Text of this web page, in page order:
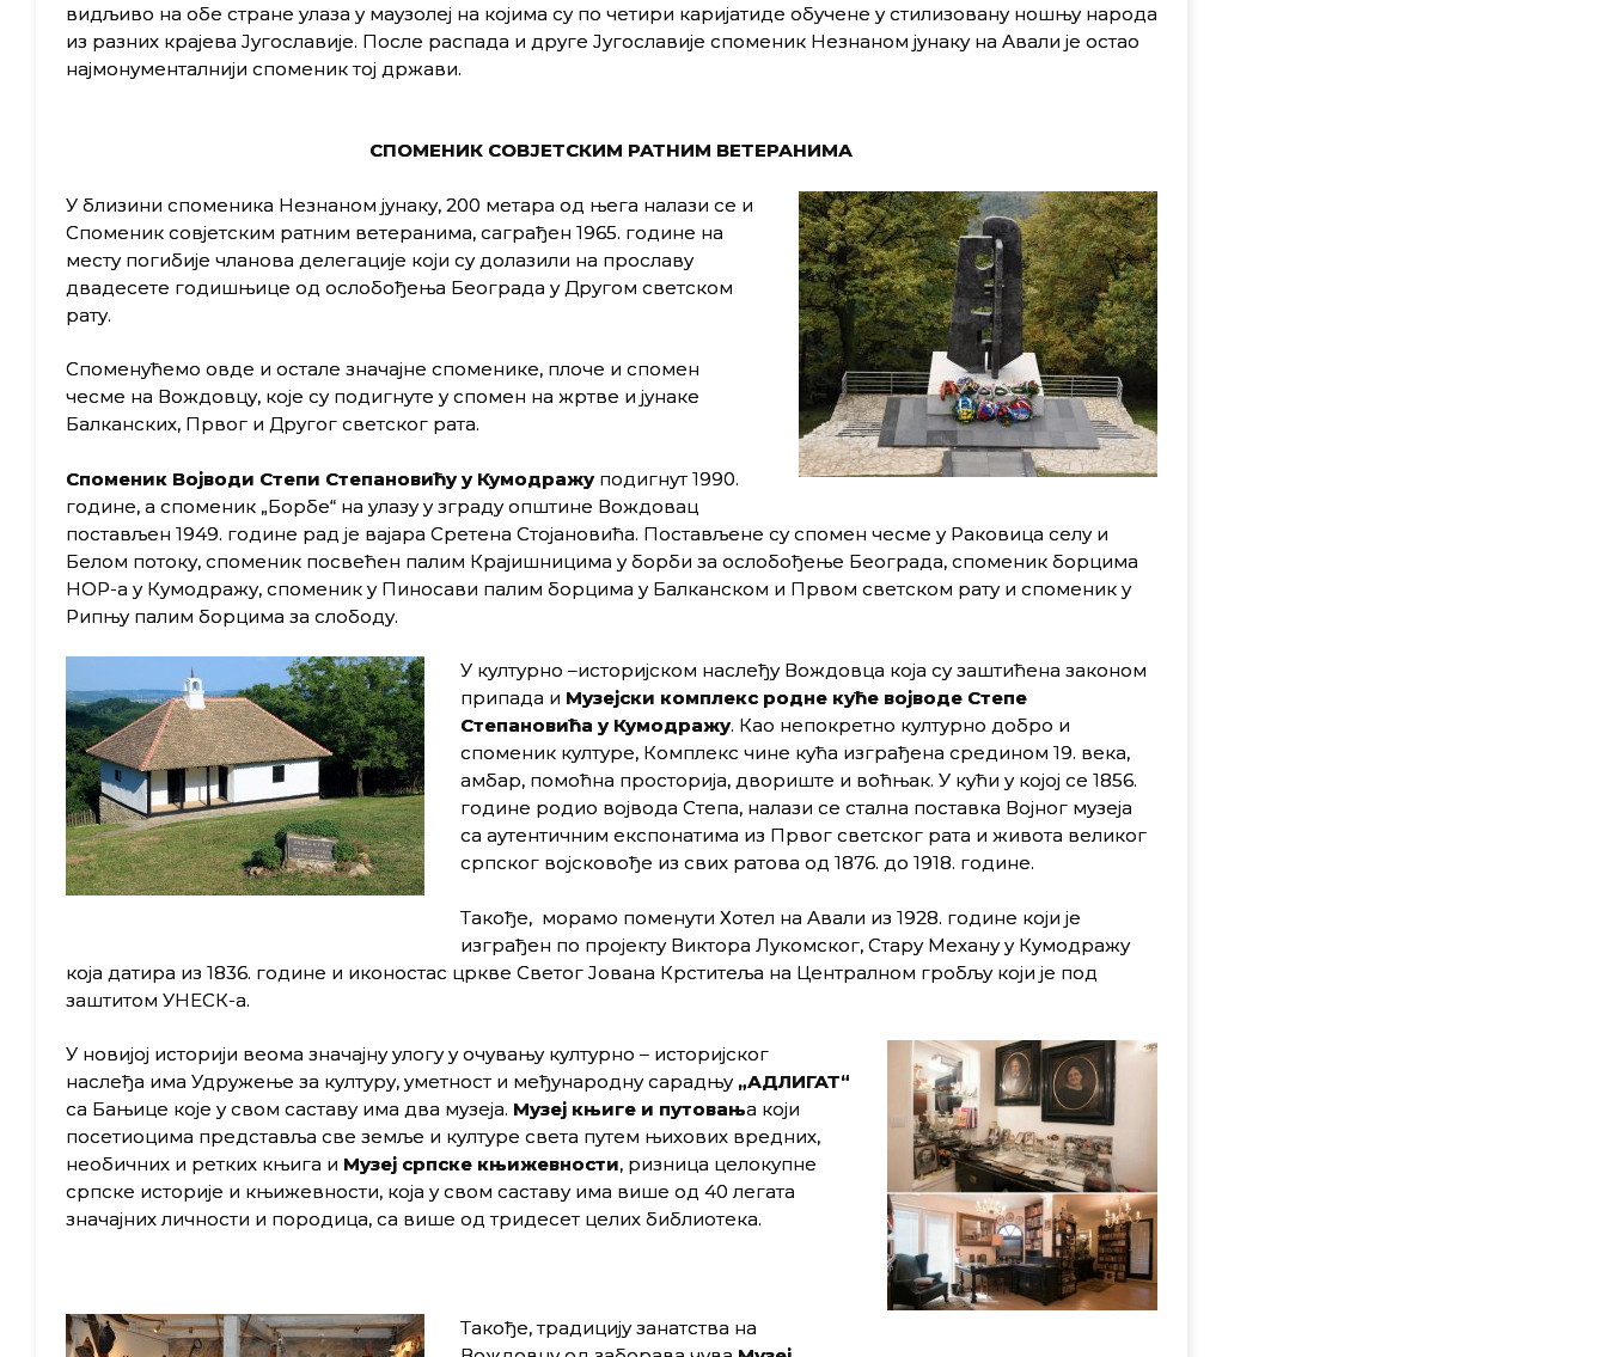
видљиво на обе стране улаза у маузолеј на којима су по четири каријатиде обучене у стилизовану ношњу народа
из разних крајева Југославије. После распада и друге Југославије споменик Незнаном јунаку на Авали је остао
најмонументалнији споменик тој држави.
СПОМЕНИК СОВЈЕТСКИМ РАТНИМ ВЕТЕРАНИМА
У близини споменика Незнаном јунаку, 200 метара од њега налази се и
Споменик совјетским ратним ветеранима, саграђен 1965. године на
месту погибије чланова делегације који су долазили на прославу
двадесете годишњице од ослобођења Београда у Другом светском
рату.
Споменућемо овде и остале значајне споменике, плоче и спомен
чесме на Вождовцу, које су подигнуте у спомен на жртве и јунаке
Балканских, Првог и Другог светског рата.
Споменик Војводи Степи Степановићу у Кумодражуподигнут 1990.
године, а споменик „Борбе“ на улазу у зграду општине Вождовац
постављен 1949. године рад је вајара Сретена Стојановића. Постављене су спомен чесме у Раковица селу и
Белом потоку, споменик посвећен палим Крајишницима у борби за ослобођење Београда, споменик борцима
НОР-а у Кумодражу, споменик у Пиносави палим борцима у Балканском и Првом светском рату и споменик у
Рипњу палим борцима за слободу.
У културно –историјском наслеђу Вождовца која су заштићена законом
припада и Музејски комплекс родне куће војводе Степе
Степановића у Кумодражу. Као непокретно културно добро и
споменик културе, Комплекс чине кућа изграђена средином 19. века,
амбар, помоћна просторија, двориште и воћњак. У кући у којој се 1856.
године родио војвода Степа, налази се стална поставка Војног музеја
са аутентичним експонатима из Првог светског рата и живота великог
српског војсковође из свих ратова од 1876. до 1918. године.
Такође, морамо поменути Хотел на Авали из 1928. године који је
изграђен по пројекту Виктора Лукомског, Стару Механу у Кумодражу
која датира из 1836. године и иконостас цркве Светог Јована Крститеља на Централном гробљу који је под
заштитом УНЕСК-а.
У новијој историји веома значајну улогу у очувању културно – историјског
наслеђа има Удружење за културу, уметност и међународну сарадњу „АДЛИГАТ“
са Бањице које у свом саставу има два музеја. Музеј књиге и путовања који
посетиоцима представља све земље и културе света путем њихових вредних,
необичних и ретких књига и Музеј српске књижевности, ризница целокупне
српске историје и књижевности, која у свом саставу има више од 40 легата
значајних личности и породица, са више од тридесет целих библиотека.
Такође, традицију занатства на